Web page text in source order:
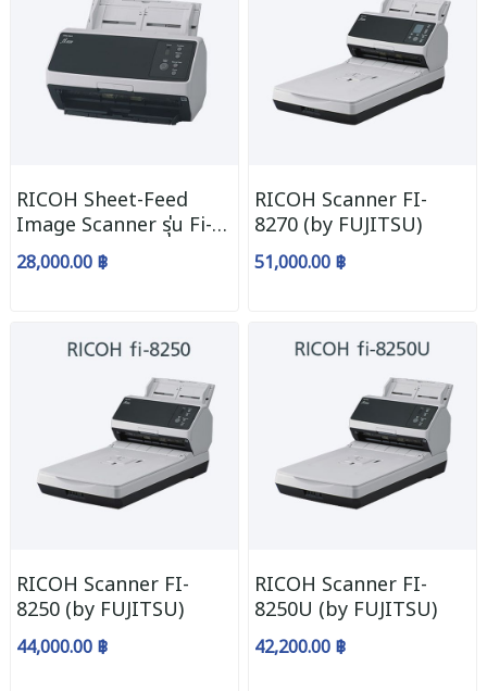
RICOH Sheet-Feed
Image Scanner รุ่น Fi-
8150U (By Fujitsu)
28,000.00 ฿
RICOH Scanner FI-
8270 (by FUJITSU)
51,000.00 ฿
RICOH Scanner FI-
8250 (by FUJITSU)
44,000.00 ฿
RICOH Scanner FI-
8250U (by FUJITSU)
42,200.00 ฿